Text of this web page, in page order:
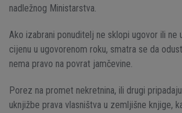
nadležnog Ministarstva.
Ako izabrani ponuditelj ne sklopi ugovor ili ne
cijenu u ugovorenom roku, smatra se da
nema pravo na povrat jamčevine.
Porez na promet nekretnina, ili drugi
uknjižbe prava vlasništva u zemljišne knjige,